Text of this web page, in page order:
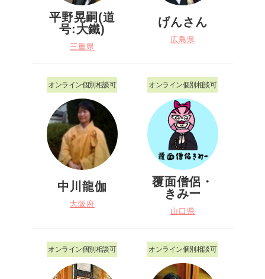
平野晃嗣(道
号:大鐵)
三重県
げんさん
広島県
オンライン個別相談可
中川龍伽
大阪府
オンライン個別相談可
覆面僧侶・
きみー
山口県
オンライン個別相談可 オンライン個別相談可